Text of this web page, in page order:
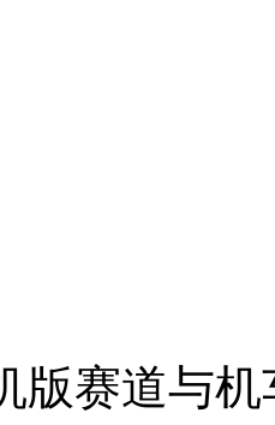
版赛道与